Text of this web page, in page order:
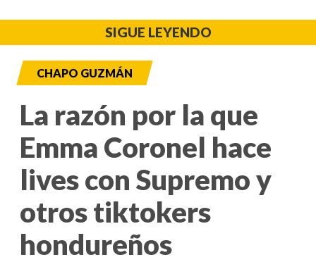
SIGUE LEYENDO
CHAPO GUZMÁN
La razón por la que
Emma Coronel hace
lives con Supremo y
otros tiktokers
hondureños